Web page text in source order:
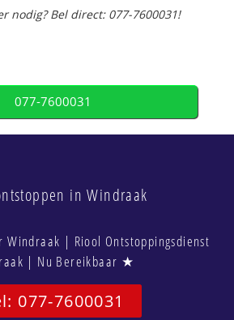
nodig? Bel direct: 077-7600031!
077-7600031
in Windraak
| Riool Ontstoppingsdienst
| Nu Bereikbaar ★
077-7600031